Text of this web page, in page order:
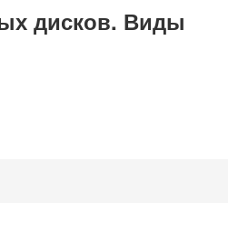
дисков. Виды